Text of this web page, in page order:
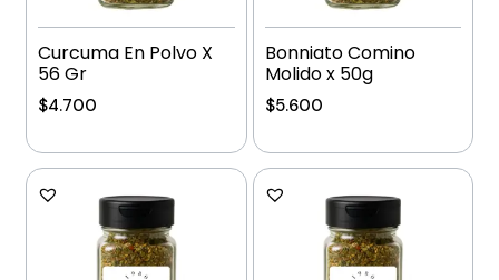
Curcuma En Polvo X
56 Gr
$4.700
Bonniato Comino
Molido x 50g
$5.600